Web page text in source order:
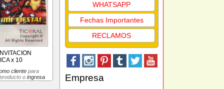
x 10
clientepara
o ingresa
WHATSAPP
Fechas Importantes
RECLAMOS
Empresa